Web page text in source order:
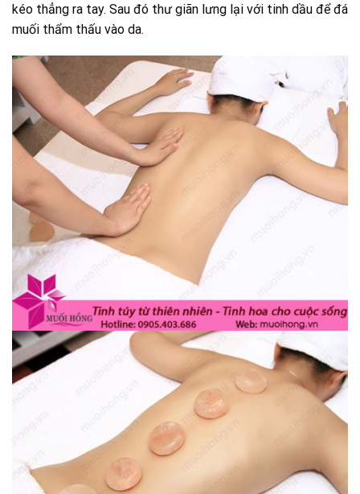
kéo thẳng ra tay. Sau đó thư giãn lưng lại với tinh dầu để đá
muối thẩm thấu vào da.